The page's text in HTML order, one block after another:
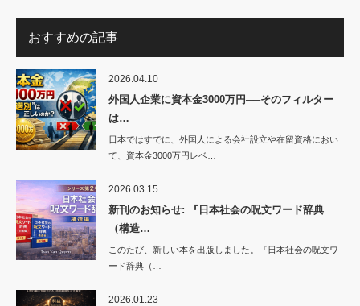
おすすめの記事
2026.04.10
外国人企業に資本金3000万円──そのフィルター
は…
日本ではすでに、外国人による会社設立や在留資格におい
て、資本金3000万円レベ…
2026.03.15
新刊のお知らせ: 『日本社会の呪文ワード辞典
（構造…
このたび、新しい本を出版しました。『日本社会の呪文ワ
ード辞典（…
2026.01.23